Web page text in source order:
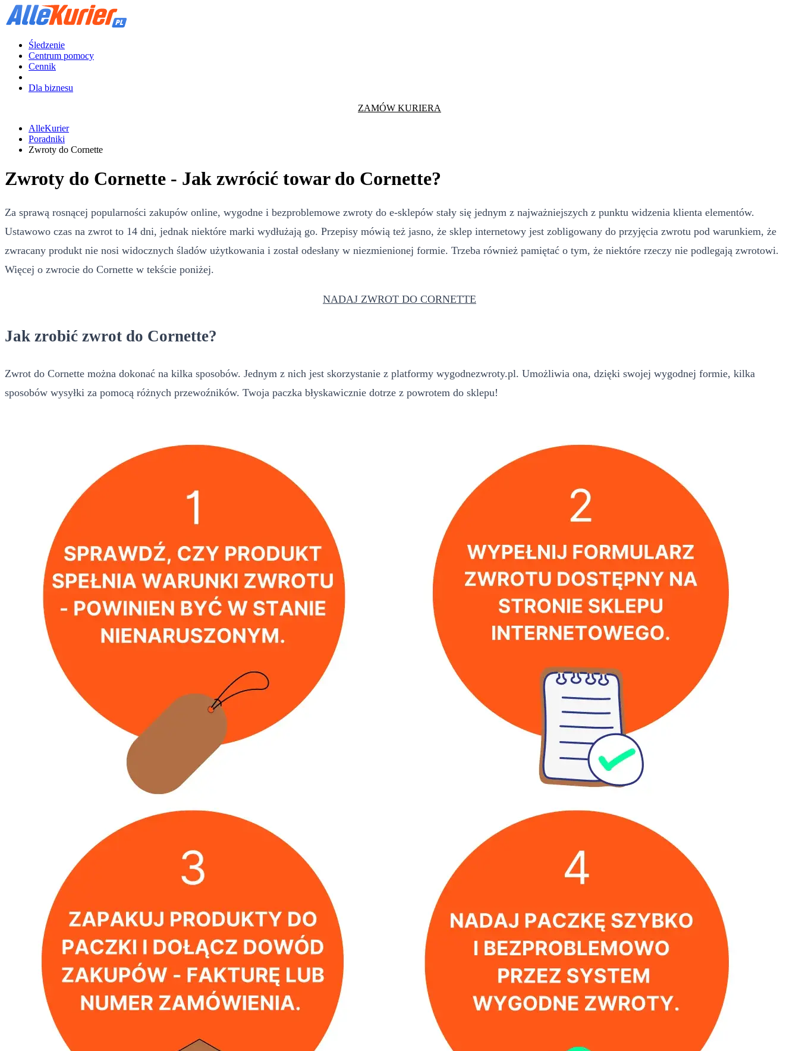
Śledzenie
Centrum pomocy
Cennik
Dla biznesu
ZAMÓW KURIERA
AlleKurier
Poradniki
Zwroty do Cornette
Zwroty do Cornette - Jak zwrócić towar do Cornette?
Za sprawą rosnącej popularności zakupów online, wygodne i bezproblemowe zwroty do e-sklepów stały się jednym z najważniejszych z punktu widzenia klienta elementów.
Ustawowo czas na zwrot to 14 dni, jednak niektóre marki wydłużają go. Przepisy mówią też jasno, że sklep internetowy jest zobligowany do przyjęcia zwrotu pod warunkiem, że
zwracany produkt nie nosi widocznych śladów użytkowania i został odesłany w niezmienionej formie. Trzeba również pamiętać o tym, że niektóre rzeczy nie podlegają zwrotowi.
Więcej o zwrocie do Cornette w tekście poniżej.
NADAJ ZWROT DO CORNETTE
Jak zrobić zwrot do Cornette?
Zwrot do Cornette można dokonać na kilka sposobów. Jednym z nich jest skorzystanie z platformy wygodnezwroty.pl. Umożliwia ona, dzięki swojej wygodnej formie, kilka
sposobów wysyłki za pomocą różnych przewoźników. Twoja paczka błyskawicznie dotrze z powrotem do sklepu!